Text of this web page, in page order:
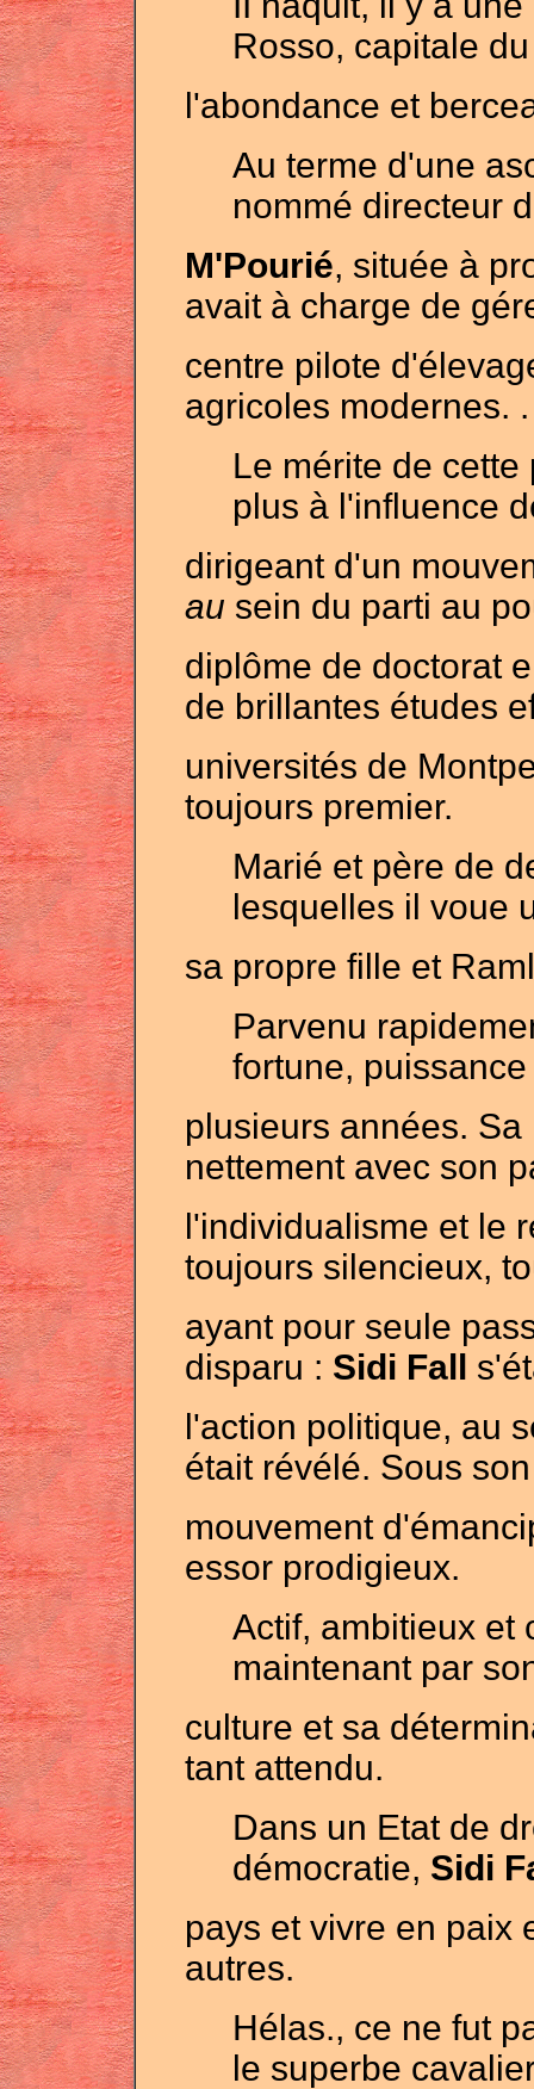
Rosso, capitale
l'abondance et
Au terme d'une
nommé directeur
M'Pourié, située à
avait à charge de
centre pilote
agricoles modernes. .
Le mérite de
plus à l'influence
dirigeant d'un
au sein du parti au
diplôme de doctorat
de brillantes études
universités de
toujours premier.
Marié et père de
lesquelles il voue
sa propre fille et
Parvenu
fortune,
plusieurs années.
nettement avec son
l'individualisme et le
toujours silencieux,
ayant pour seule
disparu : Sidi Fall
l'action politique, au
était révélé. Sous
mouvement
essor prodigieux.
Actif, ambitieux et
maintenant par
culture et sa
tant attendu.
Dans un Etat de
démocratie, Sidi
pays et vivre en paix
autres.
Hélas., ce ne fut
le superbe